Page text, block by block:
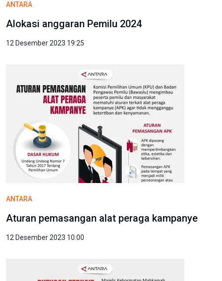
ANTARA
Alokasi anggaran Pemilu 2024
12 Desember 2023 19:25
ANTARA
Aturan pemasangan alat peraga kampanye
12 Desember 2023 10:00